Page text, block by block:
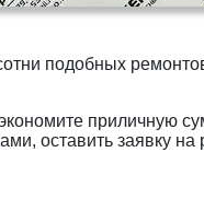
подобных
приличную
оставить заявку на